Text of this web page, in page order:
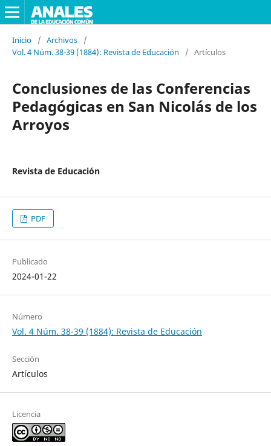
Inicio / Archivos
/
Vol. 4 Núm. 38-39 (1884): Revista de Educación
/ Artículos
Conclusiones de las Conferencias
Pedagógicas en San Nicolás de los
Arroyos
Revista de Educación
PDF
Publicado
2024-01-22
Número
Vol. 4 Núm. 38-39 (1884): Revista de Educación
Sección
Artículos
Licencia